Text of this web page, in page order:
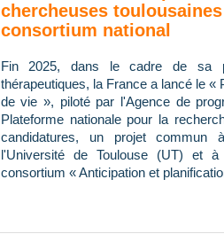
chercheuses
consortium national
Fin 2025, dans le cadre de sa
thérapeutiques, la France a lancé le
de vie », piloté par l'Agence de
Plateforme nationale pour la
candidatures, un projet commun
l'Université de Toulouse (UT) et
consortium « Anticipation et